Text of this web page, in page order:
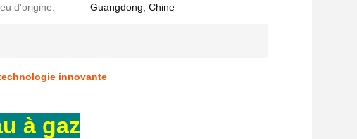
d'origine: Guangdong, Chine
innovante
à gaz